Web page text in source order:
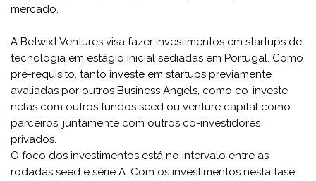
mercado.
A Betwixt Ventures visa fazer investimentos em startups de
tecnologia em estágio inicial sediadas em Portugal. Como
pré-requisito, tanto investe em startups previamente
avaliadas por outros Business Angels, como co-investe
nelas com outros fundos seed ou venture capital como
parceiros, juntamente com outros co-investidores
privados.
O foco dos investimentos está no intervalo entre as
rodadas seed e série A. Com os investimentos nesta fase,